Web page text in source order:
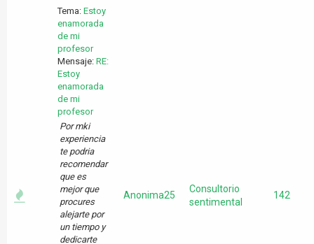
Tema: Estoy
enamorada
de mi
profesor
Mensaje: RE:
Estoy
enamorada
de mi
profesor
Por mki
experiencia
te podria
recomendar
que es
mejor que
procures
alejarte por
un tiempo y
dedicarte
Anonima25
Consultorio
sentimental
142